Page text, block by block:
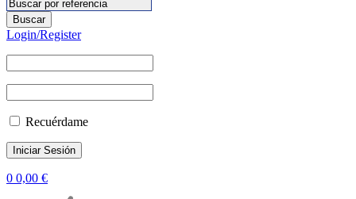
Login/Register
Recuérdame
0 0,00 €